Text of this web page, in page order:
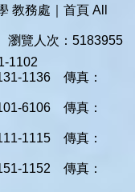
教務處｜首頁 All
瀏覽人次：5183955
1102
1136 傳真：
6106 傳真：
1115 傳真：
1152 傳真：